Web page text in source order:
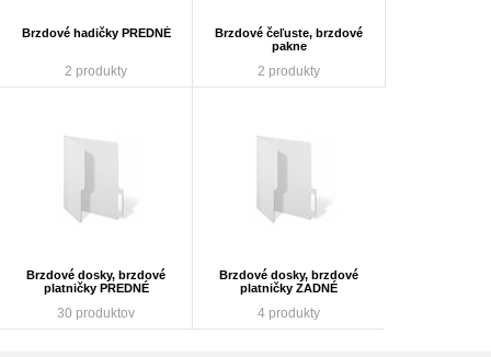
Brzdové hadičky PREDNÉ
2 produkty
Brzdové čeľuste, brzdové
pakne
2 produkty
Brzdové dosky, brzdové
platničky PREDNÉ
30 produktov
Brzdové dosky, brzdové
platničky ZADNÉ
4 produkty